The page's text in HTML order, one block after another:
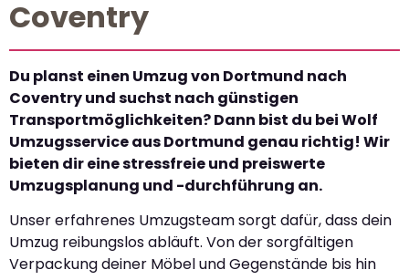
Coventry
Du planst einen Umzug von Dortmund nach
Coventry und suchst nach günstigen
Transportmöglichkeiten? Dann bist du bei Wolf
Umzugsservice aus Dortmund genau richtig! Wir
bieten dir eine stressfreie und preiswerte
Umzugsplanung und -durchführung an.
Unser erfahrenes Umzugsteam sorgt dafür, dass dein
Umzug reibungslos abläuft. Von der sorgfältigen
Verpackung deiner Möbel und Gegenstände bis hin